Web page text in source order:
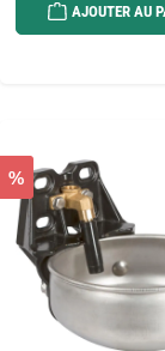
AJOUTER AU
%